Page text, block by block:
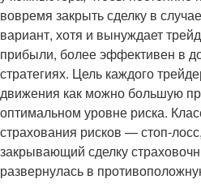
вовремя закрыть сделку в
вариант, хотя и вынуждает
прибыли, более эффективен в
стратегиях. Цель каждого
движения как можно большую
оптимальном уровне риска.
страхования рисков — стоп-
закрывающий сделку
развернулась в